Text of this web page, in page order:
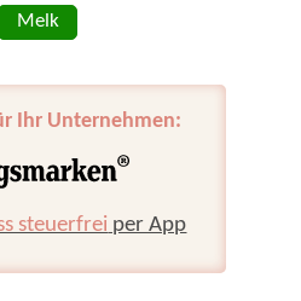
Melk
Ihr Unternehmen:
steuerfrei per App